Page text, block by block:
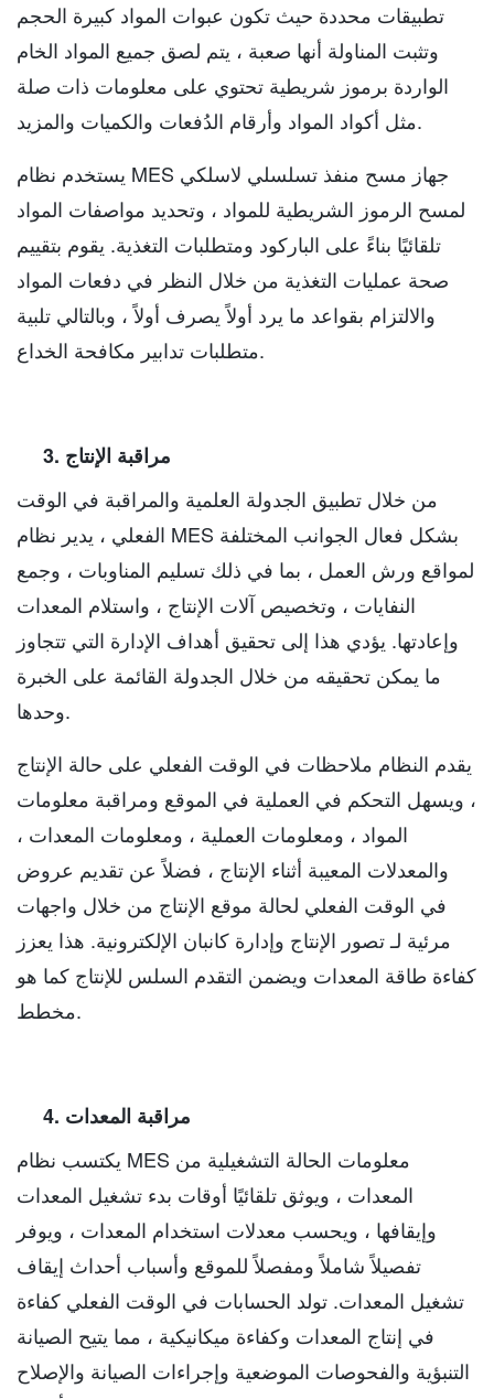
تطبيقات محددة حيث تكون عبوات المواد كبيرة الحجم
وتثبت المناولة أنها صعبة ، يتم لصق جميع المواد الخام
الواردة برموز شريطية تحتوي على معلومات ذات صلة
مثل أكواد المواد وأرقام الدُفعات والكميات والمزيد.
يستخدم نظام MES جهاز مسح منفذ تسلسلي لاسلكي
لمسح الرموز الشريطية للمواد ، وتحديد مواصفات المواد
تلقائيًا بناءً على الباركود ومتطلبات التغذية. يقوم بتقييم
صحة عمليات التغذية من خلال النظر في دفعات المواد
والالتزام بقواعد ما يرد أولاً يصرف أولاً ، وبالتالي تلبية
متطلبات تدابير مكافحة الخداع.
3. مراقبة الإنتاج
من خلال تطبيق الجدولة العلمية والمراقبة في الوقت
الفعلي ، يدير نظام MES بشكل فعال الجوانب المختلفة
لمواقع ورش العمل ، بما في ذلك تسليم المناوبات ، وجمع
النفايات ، وتخصيص آلات الإنتاج ، واستلام المعدات
وإعادتها. يؤدي هذا إلى تحقيق أهداف الإدارة التي تتجاوز
ما يمكن تحقيقه من خلال الجدولة القائمة على الخبرة
وحدها.
يقدم النظام ملاحظات في الوقت الفعلي على حالة الإنتاج
، ويسهل التحكم في العملية في الموقع ومراقبة معلومات
المواد ، ومعلومات العملية ، ومعلومات المعدات ،
والمعدلات المعيبة أثناء الإنتاج ، فضلاً عن تقديم عروض
في الوقت الفعلي لحالة موقع الإنتاج من خلال واجهات
مرئية لـ تصور الإنتاج وإدارة كانبان الإلكترونية. هذا يعزز
كفاءة طاقة المعدات ويضمن التقدم السلس للإنتاج كما هو
مخطط.
4. مراقبة المعدات
يكتسب نظام MES معلومات الحالة التشغيلية من
المعدات ، ويوثق تلقائيًا أوقات بدء تشغيل المعدات
وإيقافها ، ويحسب معدلات استخدام المعدات ، ويوفر
تفصيلاً شاملاً ومفصلاً للموقع وأسباب أحداث إيقاف
تشغيل المعدات. تولد الحسابات في الوقت الفعلي كفاءة
في إنتاج المعدات وكفاءة ميكانيكية ، مما يتيح الصيانة
التنبؤية والفحوصات الموضعية وإجراءات الصيانة والإصلاح